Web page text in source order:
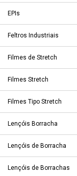
EPIs
Feltros Industriais
Filmes de Stretch
Filmes Stretch
Filmes Tipo Stretch
Lençóis Borracha
Lençóis de Borracha
Lençóis de Borrachas